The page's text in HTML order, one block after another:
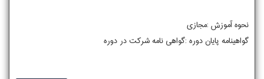
نحوه آموزش :مجازی
گواهینامه پایان دوره :گواهی نامه شرکت در دوره